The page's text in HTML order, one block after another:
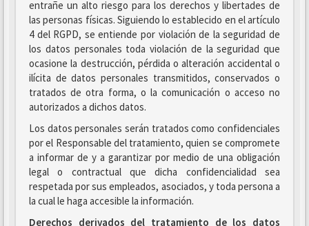
entrañe un alto riesgo para los derechos y libertades de
las personas físicas. Siguiendo lo establecido en el artículo
4 del RGPD, se entiende por violación de la seguridad de
los datos personales toda violación de la seguridad que
ocasione la destrucción, pérdida o alteración accidental o
ilícita de datos personales transmitidos, conservados o
tratados de otra forma, o la comunicación o acceso no
autorizados a dichos datos.
Los datos personales serán tratados como confidenciales
por el Responsable del tratamiento, quien se compromete
a informar de y a garantizar por medio de una obligación
legal o contractual que dicha confidencialidad sea
respetada por sus empleados, asociados, y toda persona a
la cual le haga accesible la información.
Derechos derivados del tratamiento de los datos